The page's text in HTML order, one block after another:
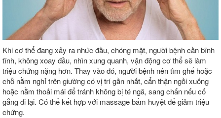
Khi cơ thể đang xảy ra nhức đầu, chóng mặt, người bệnh cần bĩnh
tĩnh, không xoay đầu, nhìn xung quanh, vận động cơ thể sẽ làm
triệu chứng nặng hơn. Thay vào đó, người bệnh nên tìm ghế hoặc
chỗ nằm nghỉ trên giường có vị trí gần nhất, cẩn thận ngồi xuống
hoặc nằm thoải mái để tránh không bị té ngã, sang chấn nếu cố
gắng đi lại. Có thể kết hợp với massage bấm huyệt để giảm triệu
chứng.